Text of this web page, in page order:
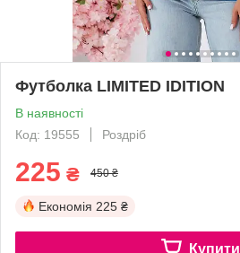
Футболка LIMITED IDITION
В наявності
Код: 19555
Роздріб
225 ₴ 450 ₴
Економія 225 ₴
Купити